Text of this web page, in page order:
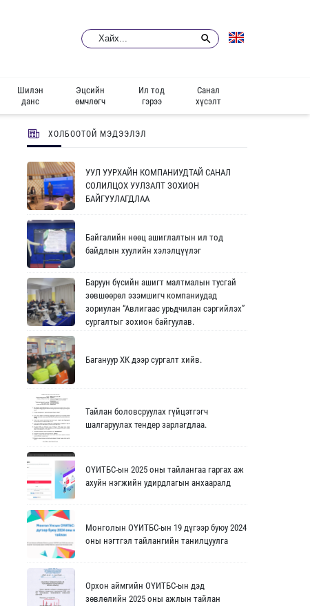
Шилэн
данс
Эцсийн
өмчлөгч
Ил тод
гэрээ
Санал
хүсэлт
ХОЛБООТОЙ МЭДЭЭЛЭЛ
УУЛ УУРХАЙН КОМПАНИУДТАЙ САНАЛ
СОЛИЛЦОХ УУЛЗАЛТ ЗОХИОН
БАЙГУУЛАГДЛАА
Байгалийн нөөц ашиглалтын ил тод
байдлын хуулийн хэлэлцүүлэг
Баруун бүсийн ашигт малтмалын тусгай
зөвшөөрөл эзэмшигч компаниудад
зориулан “Авлигаас урьдчилан сэргийлэх”
сургалтыг зохион байгуулав.
Багануур ХК дээр сургалт хийв.
Тайлан боловсруулах гүйцэтгэгч
шалгаруулах тендер зарлагдлаа.
ОҮИТБС-ын 2025 оны тайлангаа гаргах аж
ахуйн нэгжийн удирдлагын анхааралд
Монголын ОҮИТБС-ын 19 дүгээр буюу 2024
оны нэгтгэл тайлангийн танилцуулга
Орхон аймгийн ОҮИТБС-ын дэд
зөвлөлийн 2025 оны ажлын тайлан